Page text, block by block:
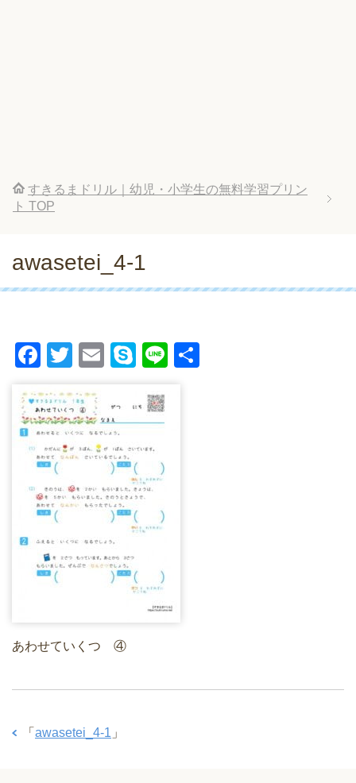
すきるまドリル｜幼児・小学生の無料学習プリン
ト TOP
awasetei_4-1
F
c
e
b
o
o
k
T
tt
er
E
ail
S
p
e
Li
あわせていくつ ④
「 awasetei_4-1 」